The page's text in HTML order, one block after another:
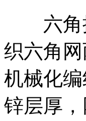
六角拧
织六角
机械化
锌层厚